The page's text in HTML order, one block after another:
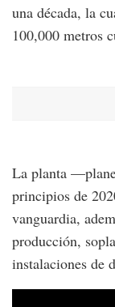
una década, la
100,000 metros
La planta
principios de
vanguardia,
producción,
instalaciones de